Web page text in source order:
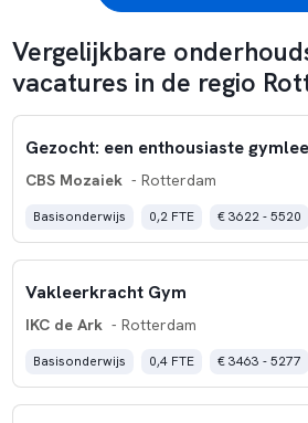
Vergelijkbare
vacatures in de regio
Gezocht: een enthousiaste
CBS Mozaiek - Rotterdam
Basisonderwijs 0,2 FTE € 3622 - 5520
Vakleerkracht Gym
IKC de Ark - Rotterdam
Basisonderwijs 0,4 FTE € 3463 - 5277